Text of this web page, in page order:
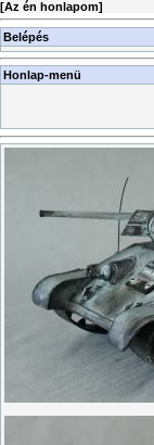
[Az én honlapom]
Belépés
Honlap-menü